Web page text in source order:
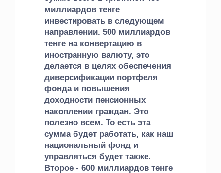
миллиардов тенге
инвестировать в следующем
направлении. 500 миллиардов
тенге на конвертацию в
иностранную валюту, это
делается в целях обеспечения
диверсификации портфеля
фонда и повышения
доходности пенсионных
накоплении граждан. Это
полезно всем. То есть эта
сумма будет работать, как наш
национальный фонд и
управляться будет также.
Второе - 600 миллиардов тенге